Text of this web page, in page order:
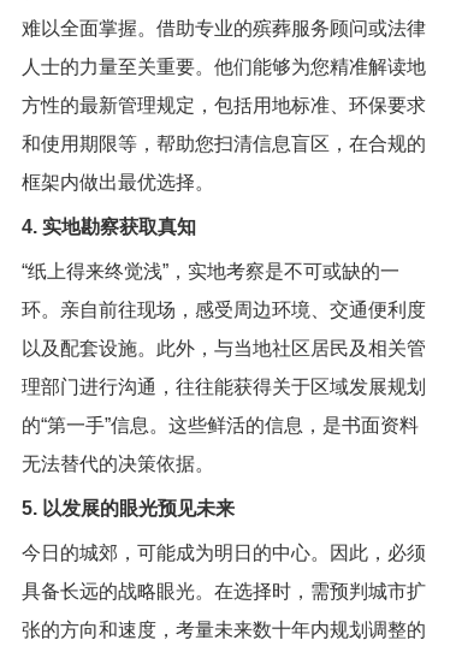
难以全面掌握。借助专业的殡葬服务顾问或法律
人士的力量至关重要。他们能够为您精准解读地
方性的最新管理规定，包括用地标准、环保要求
和使用期限等，帮助您扫清信息盲区，在合规的
框架内做出最优选择。
4. 实地勘察获取真知
“纸上得来终觉浅”，实地考察是不可或缺的一
环。亲自前往现场，感受周边环境、交通便利度
以及配套设施。此外，与当地社区居民及相关管
理部门进行沟通，往往能获得关于区域发展规划
的“第一手”信息。这些鲜活的信息，是书面资料
无法替代的决策依据。
5. 以发展的眼光预见未来
今日的城郊，可能成为明日的中心。因此，必须
具备长远的战略眼光。在选择时，需预判城市扩
张的方向和速度，考量未来数十年内规划调整的